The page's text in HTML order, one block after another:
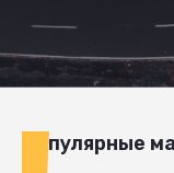
Популярные